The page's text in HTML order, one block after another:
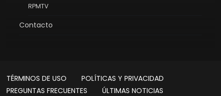
RPMTV
Contacto
TÉRMINOS DE USO
POLÍTICAS Y PRIVACIDAD
PREGUNTAS FRECUENTES
ÚLTIMAS NOTICIAS